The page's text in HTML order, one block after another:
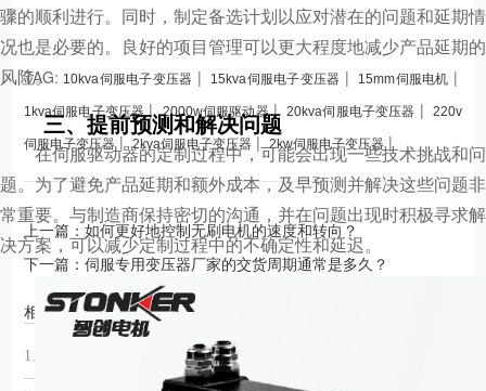
骤的顺利进行。同时，制定备选计划以应对潜在的问题和延期情
况也是必要的。良好的项目管理可以更大程度地减少产品延期的
风险。
三、提前预测和解决问题
在伺服驱动器的定制过程中，可能会出现一些技术挑战和问
题。为了避免产品延期和额外成本，及早预测并解决这些问题非
常重要。与制造商保持密切的沟通，并在问题出现时积极寻求解
决方案，可以减少定制过程中的不确定性和延迟。
TAG: 10kva伺服电子变压器 | 15kva伺服电子变压器 | 15mm伺服电机 |
1kva伺服电子变压器|2000w伺服驱动器|20kva伺服电子变压器 |220v
伺服电子变压器|2kva伺服电子变压器|2kw伺服电子变压器|
上一篇：如何更好地控制无刷电机的速度和转向？
下一篇：伺服专用变压器厂家的交货周期通常是多久？
相关资讯：
1、 伺服一体电机定制需求怎样确定？